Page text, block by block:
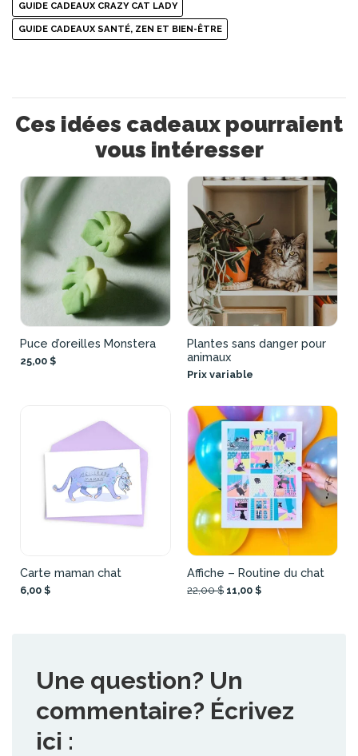
GUIDE CADEAUX CRAZY CAT LADY
GUIDE CADEAUX SANTÉ, ZEN ET BIEN-ÊTRE
Ces idées cadeaux pourraient
vous intéresser
Puce d’oreilles Monstera
25,00 $
Plantes sans danger pour
animaux
Prix variable
Carte maman chat
6,00 $
Affiche – Routine du chat
22,00 $ 11,00 $
Une question? Un
commentaire? Écrivez
ici :